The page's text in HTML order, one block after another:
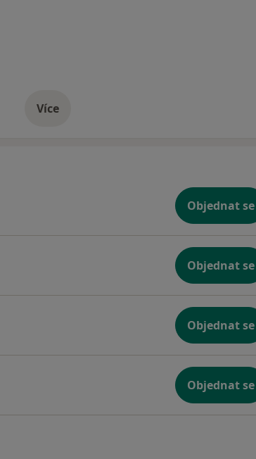
Víceo zkušenostech
Objednat se
Objednat se
Objednat se
Objednat se